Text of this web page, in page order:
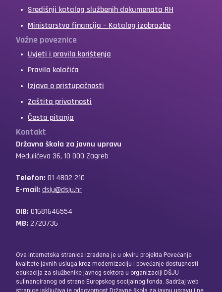
Središnji katalog službenih dokumenata RH
Ministarstvo financija – Katalog izobrazbe
Važne poveznice
Uvjeti i pravila korištenja
Pravila kolačića
Izjava o pristupačnosti
Zaštita privatnosti
Česta pitanja
Kontakt
Državna škola za javnu upravu
Medulićeva 36, 10 000 Zagreb
Telefon: 01 4802 210
E-mail: dsju@dsju.hr
OIB: 01681646554
MB: 2720736
Ova internetska stranica izrađena je u okviru projekta Povećanje
kvalitete javnih usluga kroz modernizaciju i povećanje dostupnosti
edukacija za službenike javnog sektora u organizaciji DŠJU
sufinanciranog od strane Europskog socijalnog fonda. Sadržaj web
stranice isključiva je odgovornost Državne škola za javnu upravu i ne